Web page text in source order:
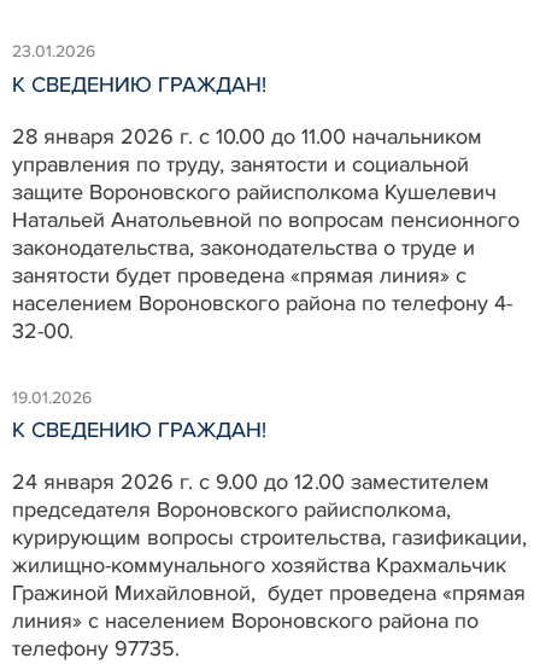
23.01.2026
К СВЕДЕНИЮ ГРАЖДАН!
28 января 2026 г. с 10.00 до 11.00 начальником
управления по труду, занятости и социальной
защите Вороновского райисполкома Кушелевич
Натальей Анатольевной по вопросам пенсионного
законодательства, законодательства о труде и
занятости будет проведена «прямая линия» с
населением Вороновского района по телефону 4-
32-00.
19.01.2026
К СВЕДЕНИЮ ГРАЖДАН!
24 января 2026 г. с 9.00 до 12.00 заместителем
председателя Вороновского райисполкома,
курирующим вопросы строительства, газификации,
жилищно-коммунального хозяйства Крахмальчик
Гражиной Михайловной, будет проведена «прямая
линия» с населением Вороновского района по
телефону 97735.